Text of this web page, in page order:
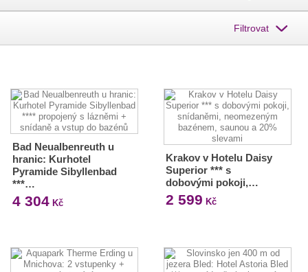
Filtrovat
Bad Neualbenreuth u
hranic: Kurhotel
Pyramide Sibyllenbad
***…
4 304 Kč
Krakov v Hotelu Daisy
Superior *** s
dobovými pokoji,…
2 599 Kč